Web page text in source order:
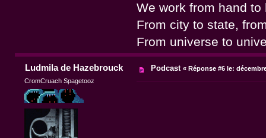
We work from hand
From city to state,
From universe to
Ludmila de Hazebrouck
CromCruach Spagetooz
Podcast «Réponse #6 le: